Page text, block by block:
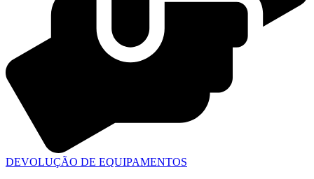
DEVOLUÇÃO DE EQUIPAMENTOS